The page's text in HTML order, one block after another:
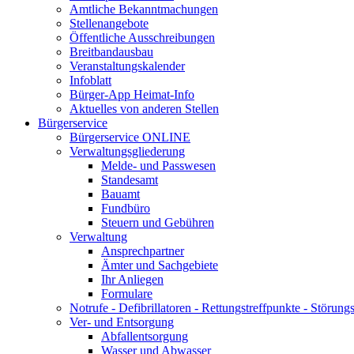
Amtliche Bekanntmachungen
Stellenangebote
Öffentliche Ausschreibungen
Breitbandausbau
Veranstaltungskalender
Infoblatt
Bürger-App Heimat-Info
Aktuelles von anderen Stellen
Bürgerservice
Bürgerservice ONLINE
Verwaltungsgliederung
Melde- und Passwesen
Standesamt
Bauamt
Fundbüro
Steuern und Gebühren
Verwaltung
Ansprechpartner
Ämter und Sachgebiete
Ihr Anliegen
Formulare
Notrufe - Defibrillatoren - Rettungstreffpunkte -
Ver- und Entsorgung
Abfallentsorgung
Wasser und Abwasser